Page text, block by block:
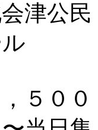
津公民
５００